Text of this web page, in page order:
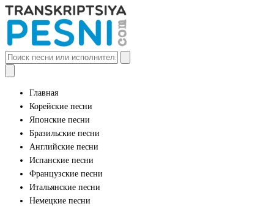
Главная
Корейские песни
Японские песни
Бразильские песни
Английские песни
Испанские песни
Французские песни
Итальянские песни
Немецкие песни